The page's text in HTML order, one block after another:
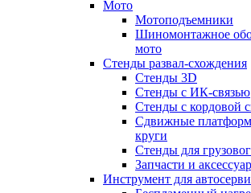
Мото
Мотоподъемники
Шиномонтажное
мото
Стенды развал-схождения
Стенды 3D
Стенды с ИК-связью
Стенды с кордовой
Сдвижные
круги
Стенды для
Запчасти и
Инструмент для